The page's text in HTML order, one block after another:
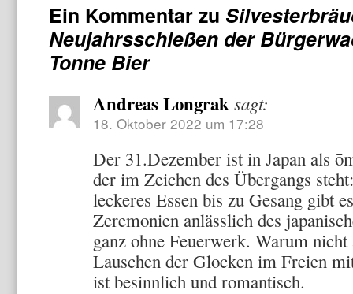
Ein Kommentar zu
Neujahrsschießen der
Tonne Bier
Andreas Longrak sagt:
18. Oktober 2022 um 17:28
Der 31.Dezember ist in Japan als
der im Zeichen des Übergangs
leckeres Essen bis zu Gesang gibt
Zeremonien anlässlich des
ganz ohne Feuerwerk. Warum
Lauschen der Glocken im Freien
ist besinnlich und romantisch.